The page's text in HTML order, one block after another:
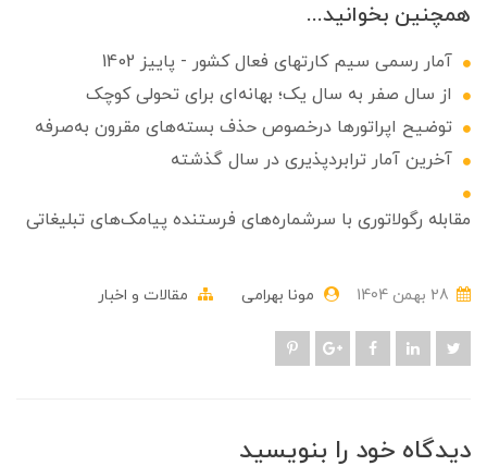
همچنین بخوانید...
آمار رسمی سیم کارتهای فعال کشور - پاییز 1402
از سال صفر به سال یک؛ بهانه‌ای برای تحولی کوچک
توضیح اپراتورها درخصوص حذف بسته‌های مقرون به‌صرفه
آخرین آمار ترابردپذیری در سال گذشته
مقابله رگولاتوری با سرشماره‌های فرستنده پیامک‌های تبلیغاتی
مونا بهرامی مقالات و اخبار
دیدگاه خود را بنویسید